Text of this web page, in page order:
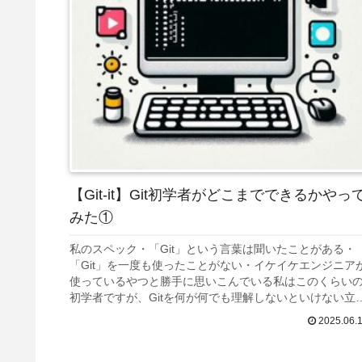
【Git-it】Git初学者がどこまでできるかやっ
みた①
私のスペック・「Git」という言葉は聞いたことがある・
「Git」を一度も使ったことがない・イケイケエンジニア
使っているやつと勝手に思いこんでいる私はこのくらい
初学者ですが、Gitを何が何でも理解しないといけない立